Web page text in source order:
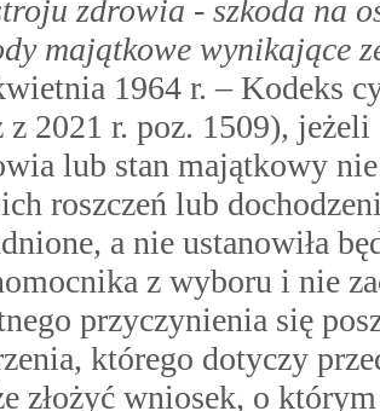
zdrowia - szkoda na
majątkowe wynikające
1964 r. – Kodeks
z 2021 r. poz. 1509),
lub stan majątkowy
roszczeń lub
a nie ustanowiła
z wyboru i nie
przyczynienia się
którego dotyczy
złożyć wniosek, o